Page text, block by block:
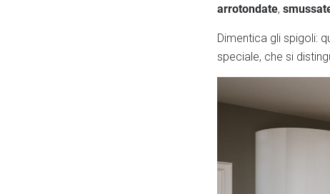
arrotondate,
Dimentica gli spigoli:
speciale, che si